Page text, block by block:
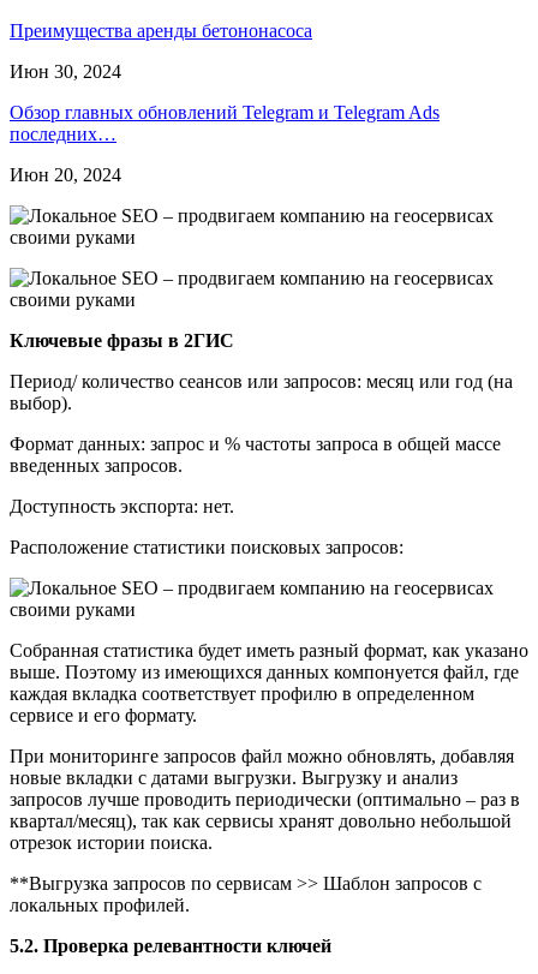
Преимущества аренды бетононасоса
Июн 30, 2024
Обзор главных обновлений Telegram и Telegram Ads
последних…
Июн 20, 2024
Ключевые фразы в 2ГИС
Период/ количество сеансов или запросов: месяц или год (на
выбор).
Формат данных: запрос и % частоты запроса в общей массе
введенных запросов.
Доступность экспорта: нет.
Расположение статистики поисковых запросов:
Собранная статистика будет иметь разный формат, как указано
выше. Поэтому из имеющихся данных компонуется файл, где
каждая вкладка соответствует профилю в определенном
сервисе и его формату.
При мониторинге запросов файл можно обновлять, добавляя
новые вкладки с датами выгрузки. Выгрузку и анализ
запросов лучше проводить периодически (оптимально – раз в
квартал/месяц), так как сервисы хранят довольно небольшой
отрезок истории поиска.
**Выгрузка запросов по сервисам >> Шаблон запросов с
локальных профилей.
5.2. Проверка релевантности ключей